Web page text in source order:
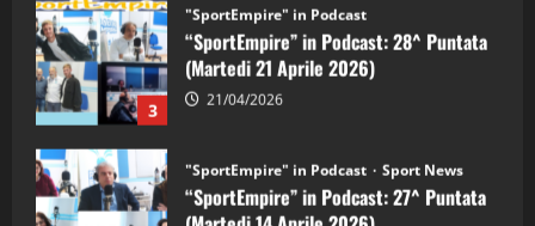
3
“SportEmpire” in Podcast: 28^ Puntata
(Martedi 21 Aprile 2026)
21/04/2026
“SportEmpire” in Podcast: 27^ Puntata
(Martedi 14 Aprile 2026)